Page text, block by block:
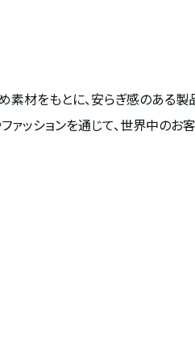
材をもとに、安らぎ感のある製
ッションを通じて、世界中のお